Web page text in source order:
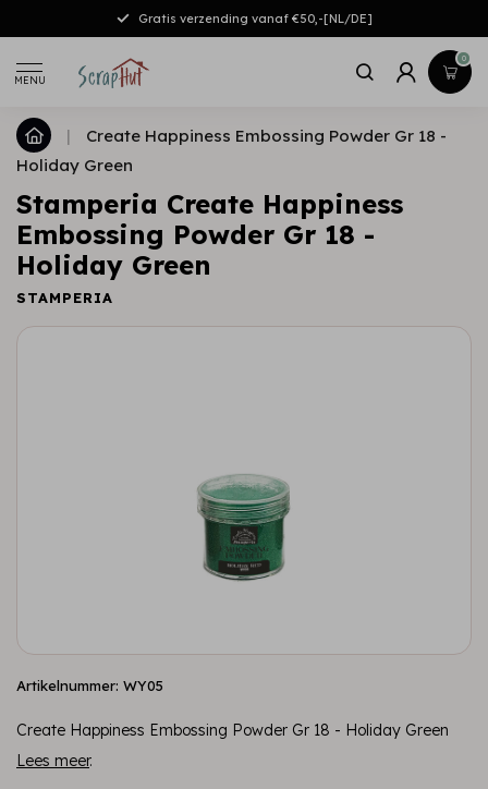
Gratis verzending vanaf €50,-[NL/DE]
MENU
0
|
Create Happiness Embossing Powder Gr 18 -
Holiday Green
Stamperia Create Happiness
Embossing Powder Gr 18 -
Holiday Green
STAMPERIA
Artikelnummer: WY05
Create Happiness Embossing Powder Gr 18 - Holiday Green
Lees meer.